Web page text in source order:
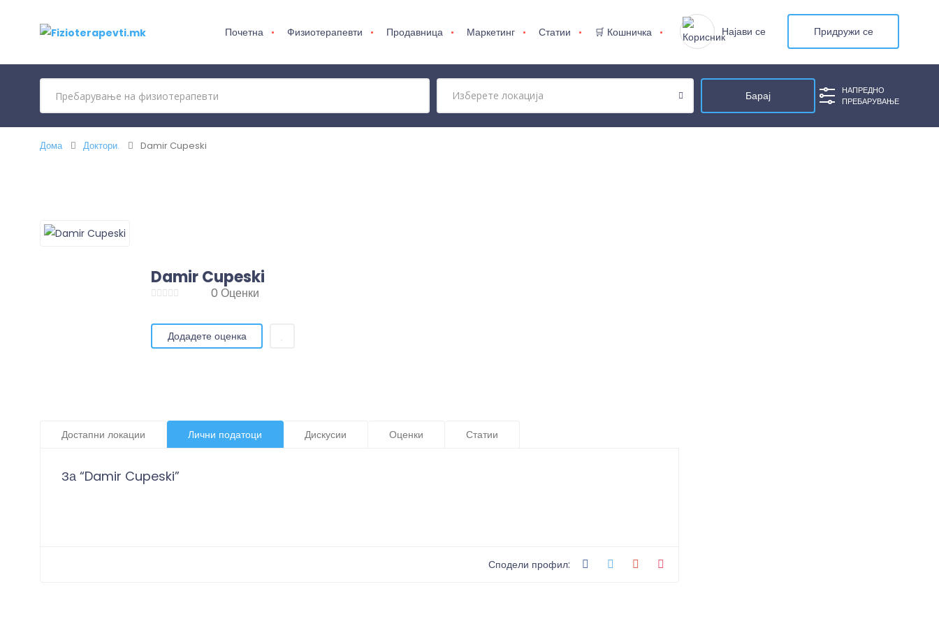
Почетна Физиотерапевти Продавница Маркетинг Статии 🛒 Кошничка Најави се Придружи се
НАПРЕДНО
ПРЕБАРУВАЊЕ
Дома Доктори. Damir Cupeski
Damir Cupeski
0 Оценки
Додадете оценка
Достапни локации Лични податоци Дискусии Оценки Статии
За “Damir Cupeski”
Сподели профил: